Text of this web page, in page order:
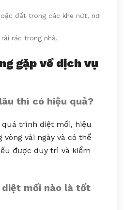
đất trong các khe nứt, nơi
rác trong nhà.
gặp về dịch vụ
thì có hiệu quả?
trình diệt mối, hiệu
vài ngày và có thể
được duy trì và kiểm
diệt mối nào là tốt